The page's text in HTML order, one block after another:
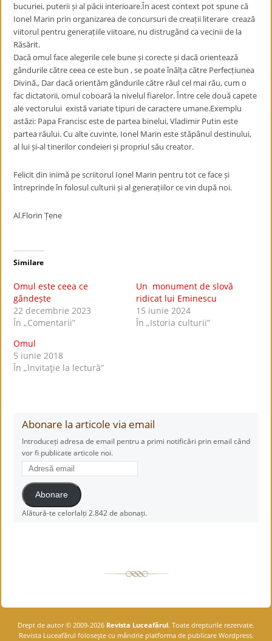
bucuriei, puterii și al păcii interioare.În acest context pot spune că
Ionel Marin prin organizarea de concursuri de creații literare crează
viitorul pentru generațiile viitoare, nu distrugând ca vecinii de la
Răsărit.
Dacă omul face alegerile cele bune și corecte și dacă orientează
gândurile către ceea ce este bun , se poate înălța către Perfecțiunea
Divină., Dar dacă orientăm gândurile către răul cel mai rău, cum o
fac dictatorii, omul coboară la nivelul fiarelor. Între cele două capete
ale vectorului există variate tipuri de caractere umane.Exemplu
astăzi: Papa Francisc este de partea binelui, Vladimir Putin este
partea răului. Cu alte cuvinte, Ionel Marin este stăpânul destinului,
al lui și-al tinerilor condeieri și propriul său creator.
Felicit din inimă pe scriitorul Ionel Marin pentru tot ce face și
întreprinde în folosul culturii și al generațiilor ce vin după noi.
Al.Florin Țene
Similare
Omul este ceea ce
gândește
22 decembrie 2023
În „Comentarii”
Un monument de slovă
ridicat lui Eminescu
15 iunie 2024
În „Istoria culturii”
Omul
5 iunie 2018
În „lnvitaţie la lectură”
Abonare la articole via email
Introduceți adresa de email pentru a primi notificări prin email când
vor fi publicate articole noi.
Adresă
email
Abonare
Alătură-te celorlalți 2.842 de abonați.
Drept de autor © 2009-2026 Revista Luceafărul. Toate drepturile rezervate.
Revista Luceafărul foloseşte cu mândrie platforma de publicare Wordpress.